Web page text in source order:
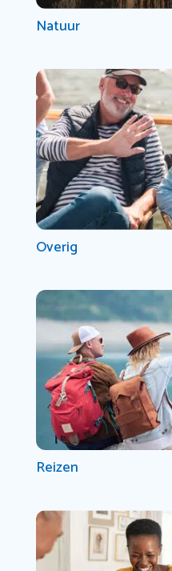
Natuur
Overig
Reizen